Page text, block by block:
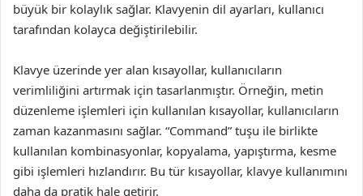
büyük bir kolaylık sağlar. Klavyenin dil ayarları, kullanıcı
tarafından kolayca değiştirilebilir.
Klavye üzerinde yer alan kısayollar, kullanıcıların
verimliliğini artırmak için tasarlanmıştır. Örneğin, metin
düzenleme işlemleri için kullanılan kısayollar, kullanıcıların
zaman kazanmasını sağlar. “Command” tuşu ile birlikte
kullanılan kombinasyonlar, kopyalama, yapıştırma, kesme
gibi işlemleri hızlandırır. Bu tür kısayollar, klavye kullanımını
daha da pratik hale getirir.